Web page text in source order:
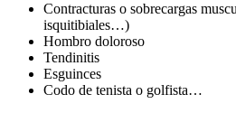
Contracturas o sobrecargas
isquitibiales…)
Hombro doloroso
Tendinitis
Esguinces
Codo de tenista o golfista…